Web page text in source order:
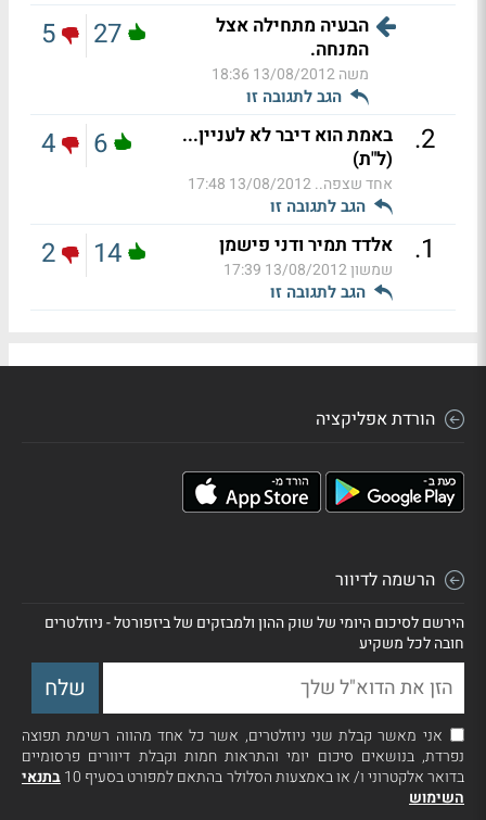
הבעיה מתחילה אצל
המנחה.
משה13/08/2012 18:36
הגב לתגובה זו
27
5
2
.
באמת הוא דיבר לא לעניין...
(ל"ת)
אחד שצפה..13/08/2012 17:48
הגב לתגובה זו
6
4
1
. אלדד תמיר ודני פישמן
שמשון13/08/2012 17:39
הגב לתגובה זו
14
2
הורדת אפליקציה
הרשמה לדיוור
הירשם לסיכום היומי של שוק ההון ולמבזקים של ביזפורטל - ניוזלטרים
חובה לכל משקיע
אני מאשר קבלת שני ניוזלטרים, אשר כל אחד מהווה רשימת תפוצה
נפרדת, בנושאים סיכום יומי והתראות חמות וקבלת דיוורים פרסומיים
בדואר אלקטרוני ו/ או באמצעות הסלולר בהתאם למפורט בסעיף 10
בתנאי
השימוש